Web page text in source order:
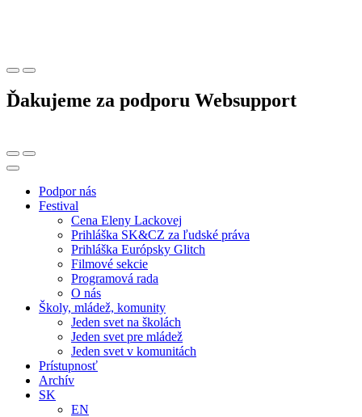
Ďakujeme za podporu Websupport
Podpor nás
Festival
Cena Eleny Lackovej
Prihláška SK&CZ za ľudské práva
Prihláška Európsky Glitch
Filmové sekcie
Programová rada
O nás
Školy, mládež, komunity
Jeden svet na školách
Jeden svet pre mládež
Jeden svet v komunitách
Prístupnosť
Archív
SK
EN